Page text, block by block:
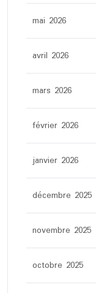
mai 2026
avril 2026
mars 2026
février 2026
janvier 2026
décembre 2025
novembre 2025
octobre 2025